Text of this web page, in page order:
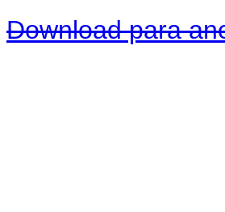
Download para